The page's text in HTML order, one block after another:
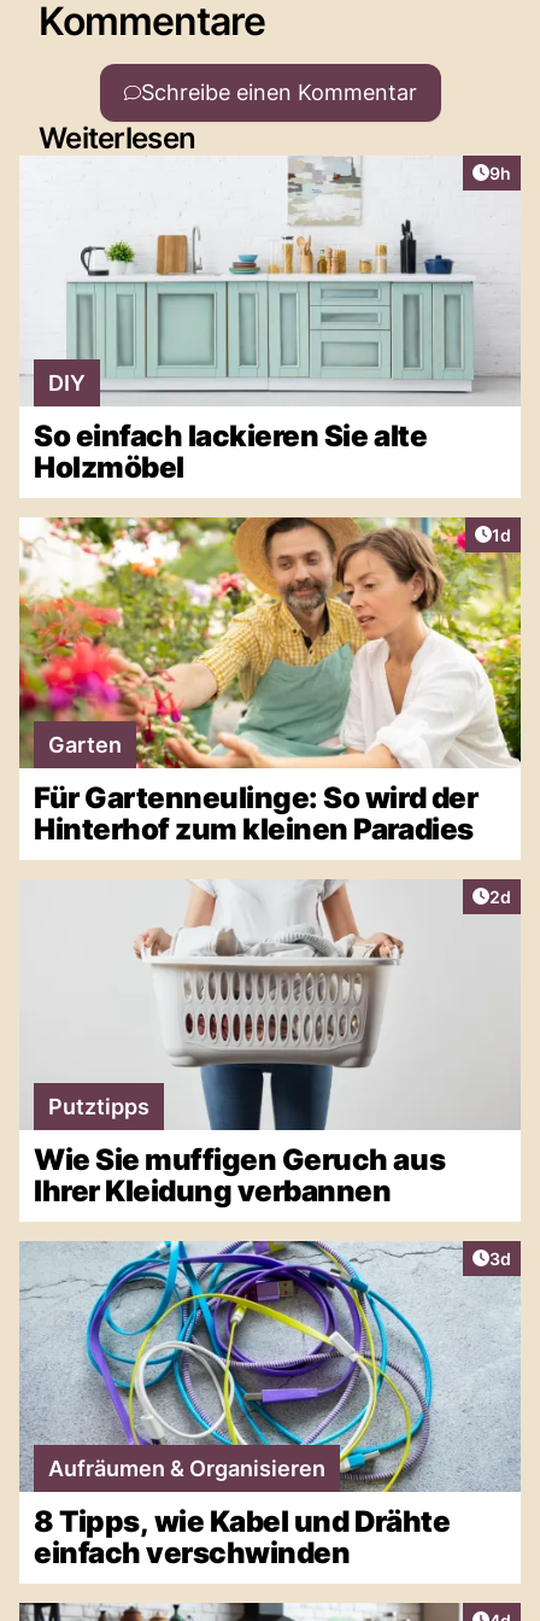
Kommentare
Schreibe einen Kommentar
Weiterlesen
9h
DIY
So einfach lackieren Sie alte
Holzmöbel
1d
Garten
Für Gartenneulinge: So wird der
Hinterhof zum kleinen Paradies
2d
Putztipps
Wie Sie muffigen Geruch aus
Ihrer Kleidung verbannen
3d
Aufräumen & Organisieren
8 Tipps, wie Kabel und Drähte
einfach verschwinden